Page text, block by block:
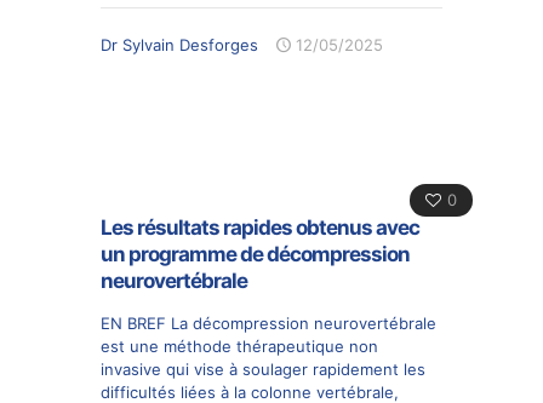
Dr Sylvain Desforges 12/05/2025
0
Les résultats rapides obtenus avec
un programme de décompression
neurovertébrale
EN BREF La décompression neurovertébrale
est une méthode thérapeutique non
invasive qui vise à soulager rapidement les
difficultés liées à la colonne vertébrale,